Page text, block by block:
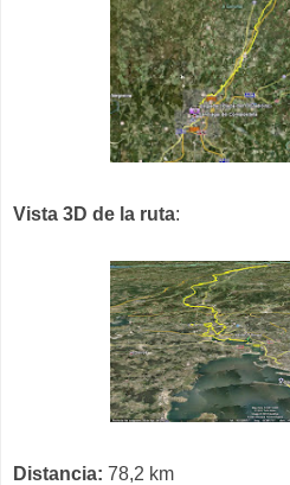
Vista 3D de la ruta:
Distancia: 78,2 km